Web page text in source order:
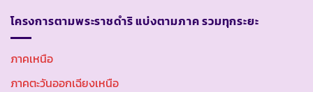
โครงการตามพระราชดำริ แบ่งตามภาค รวมทุกระยะ
ภาคเหนือ
ภาคตะวันออกเฉียงเหนือ